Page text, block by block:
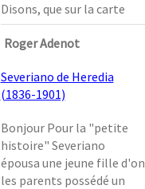
Disons, que sur la carte
Roger Adenot
Severiano de Heredia
(1836-1901)
Bonjour Pour la "petite
histoire" Severiano
épousa une jeune fille d'on
les parents possédé un